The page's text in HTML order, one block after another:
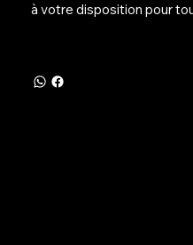
à votre disposition pour